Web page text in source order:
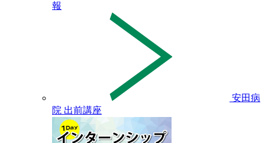
報
安田病
院 出前講座